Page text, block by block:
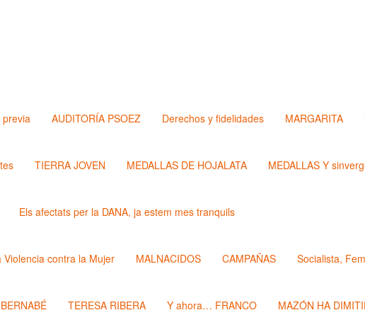
previa AUDITORÍA PSOEZ Derechos y fidelidades MARGARITA
TIERRA JOVEN MEDALLAS DE HOJALATA MEDALLAS Y
Els afectats per la DANA, ja estem mes tranquils
contra la Mujer MALNACIDOS CAMPAÑAS Socialista,
TERESA RIBERA Y ahora… FRANCO MAZÓN HA